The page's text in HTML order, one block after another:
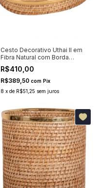
Cesto Decorativo Uthai II em
Fibra Natural com Borda
Dourada 35x24cm
R$410,00
R$389,50 com Pix
8 x de R$51,25 sem juros